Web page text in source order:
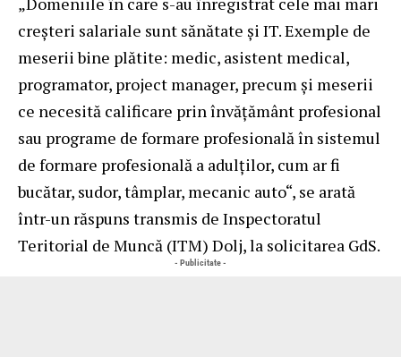
creșteri salariale sunt sănătate și IT. Exemple de
meserii bine plătite: medic, asistent medical,
programator, project manager, precum și meserii
ce necesită calificare prin învățământ profesional
sau programe de formare profesională în sistemul
de formare profesională a adulţilor, cum ar fi
bucătar, sudor, tâmplar, mecanic auto“, se arată
într-un răspuns transmis de Inspectoratul
Teritorial de Muncă (ITM) Dolj, la solicitarea GdS.
- Publicitate -